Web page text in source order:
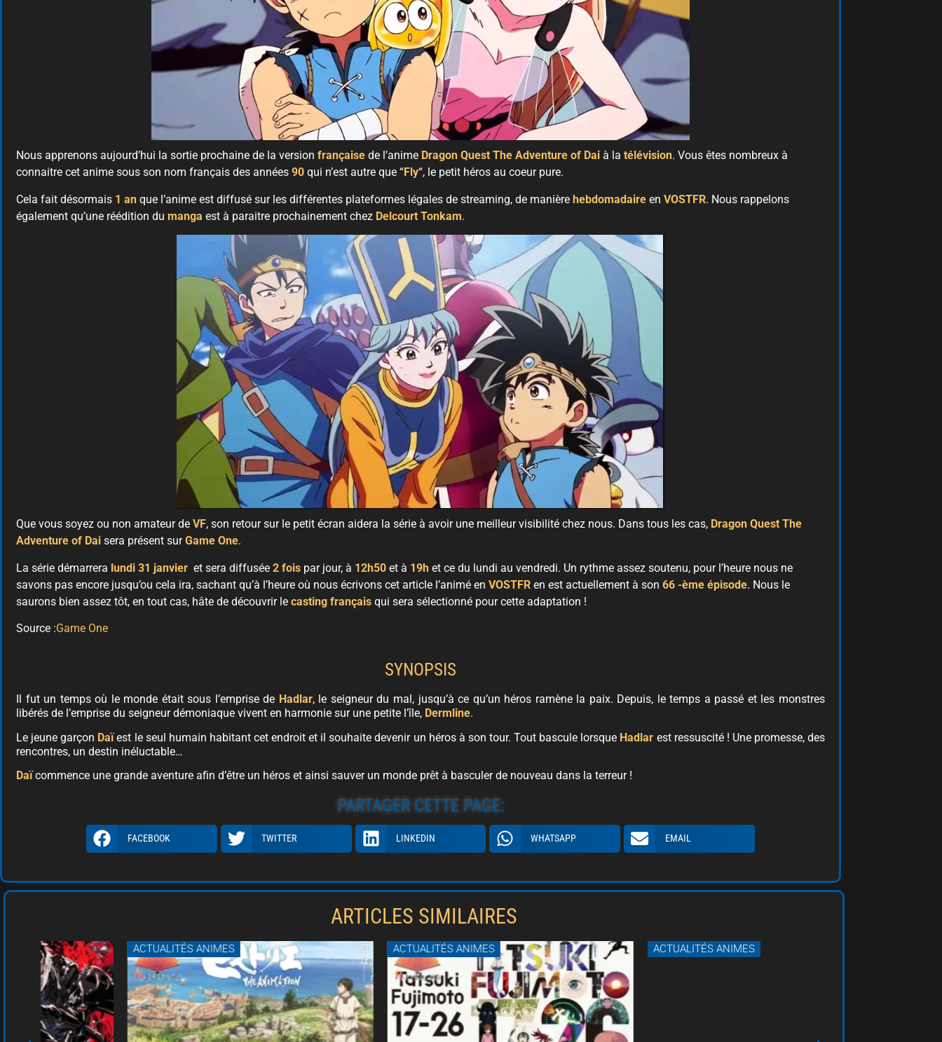
Nous apprenons aujourd’hui la sortie prochaine de la version française de l’anime Dragon Quest The Adventure of Dai à la télévision. Vous êtes nombreux à
connaitre cet anime sous son nom français des années 90 qui n’est autre que “Fly“, le petit héros au coeur pure.
Cela fait désormais 1 an que l’anime est diffusé sur les différentes plateformes légales de streaming, de manière hebdomadaire en VOSTFR. Nous rappelons
également qu’une réédition du manga est à paraitre prochainement chez Delcourt Tonkam.
Que vous soyez ou non amateur de VF, son retour sur le petit écran aidera la série à avoir une meilleur visibilité chez nous. Dans tous les cas, Dragon Quest The
Adventure of Dai sera présent surGame One.
La série démarrera lundi 31 janvier et sera diffusée 2 fois par jour, à 12h50 et à 19h et ce du lundi au vendredi. Un rythme assez soutenu, pour l’heure nous ne
savons pas encore jusqu’ou cela ira, sachant qu’à l’heure où nous écrivons cet article l’animé en VOSTFR en est actuellement à son 66 -ème épisode. Nous le
saurons bien assez tôt, en tout cas, hâte de découvrir le casting français qui sera sélectionné pour cette adaptation !
Source :Game One
SYNOPSIS
Il fut un temps où le monde était sous l’emprise de Hadlar, le seigneur du mal, jusqu’à ce qu’un héros ramène la paix. Depuis, le temps a passé et les monstres
libérés de l’emprise du seigneur démoniaque vivent en harmonie sur une petite l’île, Dermline.
Le jeune garçon Daï est le seul humain habitant cet endroit et il souhaite devenir un héros à son tour. Tout bascule lorsque Hadlar est ressuscité ! Une promesse, des
rencontres, un destin inéluctable…
Daï commence une grande aventure afin d’être un héros et ainsi sauver un monde prêt à basculer de nouveau dans la terreur !
PARTAGER CETTE PAGE:
FACEBOOK TWITTER LINKEDIN WHATSAPP EMAIL
ARTICLES SIMILAIRES
ACTUALITÉS ANIMES ACTUALITÉS ANIMES ACTUALITÉS ANIMES